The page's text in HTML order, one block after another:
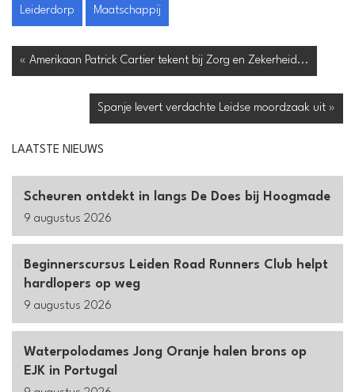
Leiderdorp Maatschappij
« Amerikaan Patrick Cartier tekent bij Zorg en Zekerheid...
Spanje levert verdachte Leidse moordzaak uit »
LAATSTE NIEUWS
Scheuren ontdekt in langs De Does bij Hoogmade
9 augustus 2026
Beginnerscursus Leiden Road Runners Club helpt
hardlopers op weg
9 augustus 2026
Waterpolodames Jong Oranje halen brons op
EJK in Portugal